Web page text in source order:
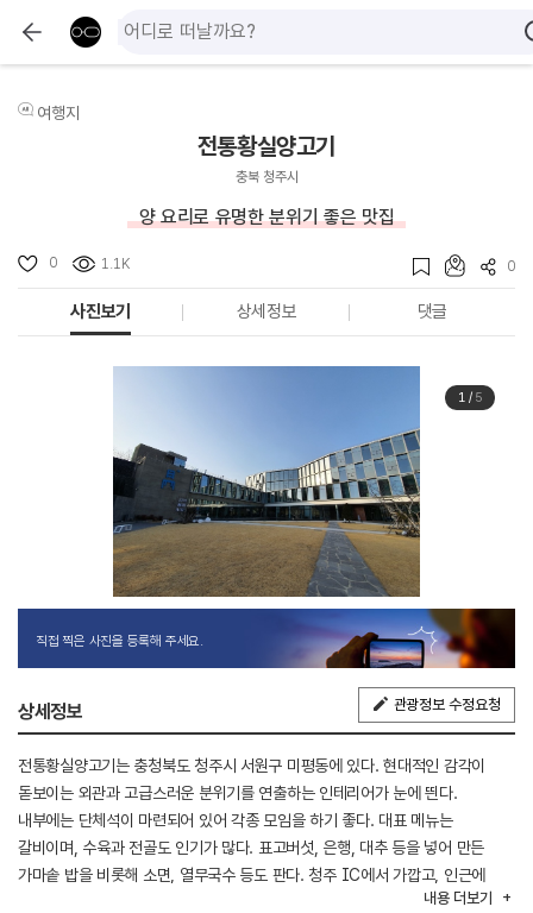
여행지
전통황실양고기
충북 청주시
양 요리로 유명한 분위기 좋은 맛집
0 1.1K 0
사진보기 상세정보 댓글
1/ 5
직접 찍은 사진을 등록해 주세요.
상세정보 관광정보 수정요청
전통황실양고기는 충청북도 청주시 서원구 미평동에 있다. 현대적인 감각이
돋보이는 외관과 고급스러운 분위기를 연출하는 인테리어가 눈에 띈다.
내부에는 단체석이 마련되어 있어 각종 모임을 하기 좋다. 대표 메뉴는
갈비이며, 수육과 전골도 인기가 많다. 표고버섯, 은행, 대추 등을 넣어 만든
가마솥 밥을 비롯해 소면, 열무국수 등도 판다. 청주 IC에서 가깝고, 인근에
내용 더보기